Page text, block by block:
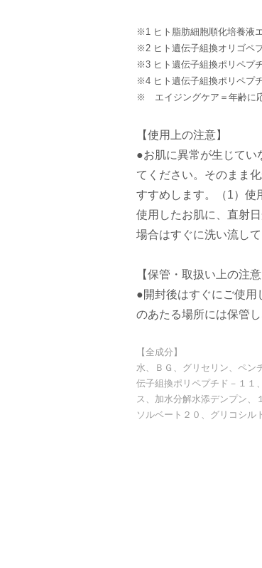
※1 ヒト脂肪細胞順化培養液
※2 ヒト遺伝子組換オリゴペ
※3 ヒト遺伝子組換ポリペプ
※4 ヒト遺伝子組換ポリペプ
※ エイジングケア＝年齢に
【使用上の注意】
●お肌に異常が生じてい
てください。そのまま
すすめします。（1）使
使用したお肌に、直射
場合はすぐに洗い流し
【保管・取扱い上の注意
●開封後はすぐにご使用
のあたる場所には保管し
【全成分】
水、ＢＧ、グリセリン、ペン
伝子組換ポリペプチド－１１
ス、加水分解水添デンプン、
ソルベート２０、グリコシル